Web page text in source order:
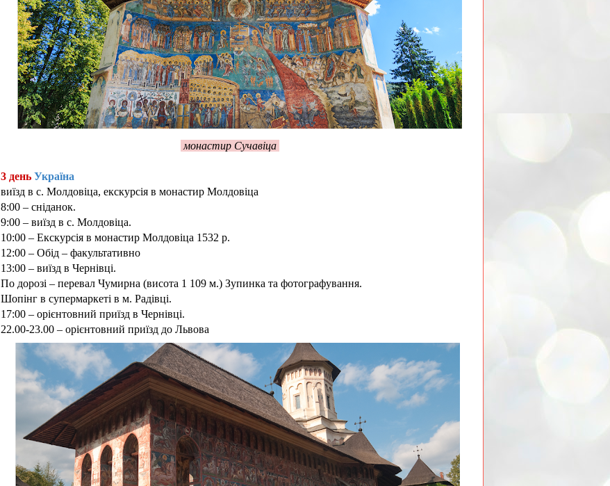
монастир Сучавіца
3 день Україна
виїзд в с. Молдовіца, екскурсія в монастир Молдовіца
8:00 – сніданок.
9:00 – виїзд в с. Молдовіца.
10:00 – Екскурсія в монастир Молдовіца 1532 р.
12:00 – Обід – факультативно
13:00 – виїзд в Чернівці.
По дорозі – перевал Чумирна (висота 1 109 м.) Зупинка та фотографування.
Шопінг в супермаркеті в м. Радівці.
17:00 – орієнтовний приїзд в Чернівці.
22.00-23.00 – орієнтовний приїзд до Львова